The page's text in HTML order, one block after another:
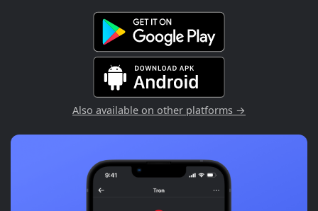
Also available on other platforms →